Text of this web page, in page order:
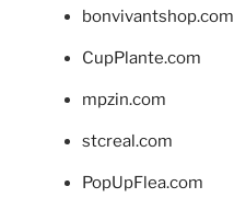
bonvivantshop.com
CupPlante.com
mpzin.com
stcreal.com
PopUpFlea.com